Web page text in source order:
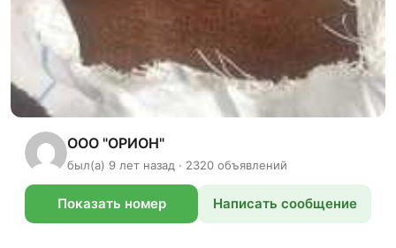
ООО "ОРИОН"
был(а) 9 лет назад · 2320 объявлений
Показать номер Написать сообщение